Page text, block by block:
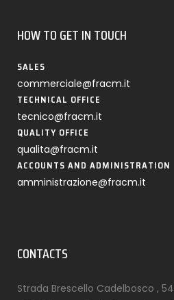
HOW TO GET IN TOUCH
SALES
commerciale@fracm.it
TECHNICAL OFFICE
tecnico@fracm.it
QUALITY OFFICE
qualita@fracm.it
ACCOUNTS AND ADMINISTRATION
amministrazione@fracm.it
CONTACTS
Strada Brescello Cadelbosco , 54